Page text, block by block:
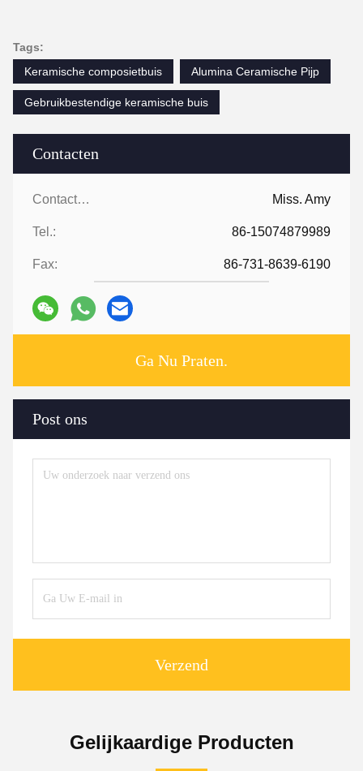
Contacten
Contacten: Miss. Amy
Tel.: 86-15074879989
Fax: 86-731-8639-6190
Ga Nu Praten.
Post ons
Verzend
Tags:
Keramische composietbuis
Alumina Ceramische Pijp
Gebruikbestendige keramische buis
Gelijkaardige Producten